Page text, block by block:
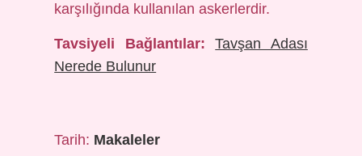
karşılığında kullanılan askerlerdir.
Tavsiyeli Bağlantılar:
Tavşan Adası
Nerede Bulunur
Tarih: Makaleler